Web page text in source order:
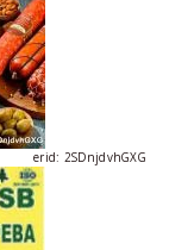
erid: 2SDnjdvhGXG